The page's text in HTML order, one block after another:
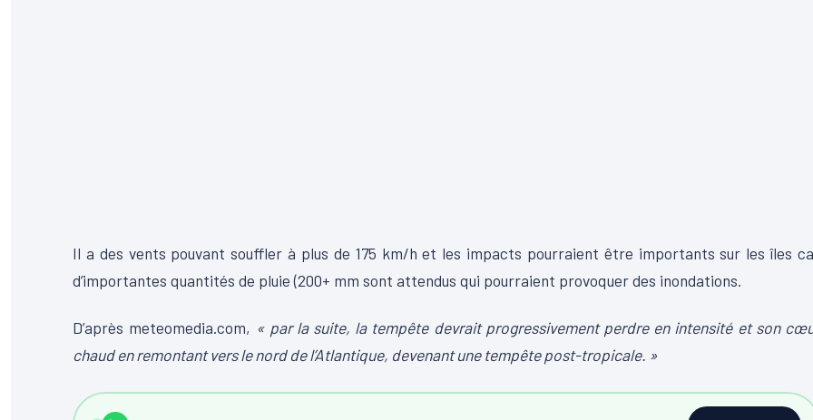
Il a des vents pouvant souffler à plus de 175 km/h et les impacts pourraient être importants sur les îles
d’importantes quantités de pluie (200+ mm sont attendus qui pourraient provoquer des inondations.
D’après meteomedia.com, « par la suite, la tempête devrait progressivement perdre en intensité et son
chaud en remontant vers le nord de l’Atlantique, devenant une tempête post-tropicale. »